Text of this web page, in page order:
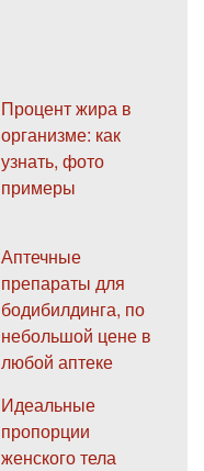
Процент жира в
организме: как
узнать, фото
примеры
Аптечные
препараты для
бодибилдинга, по
небольшой цене в
любой аптеке
Идеальные
пропорции
женского тела